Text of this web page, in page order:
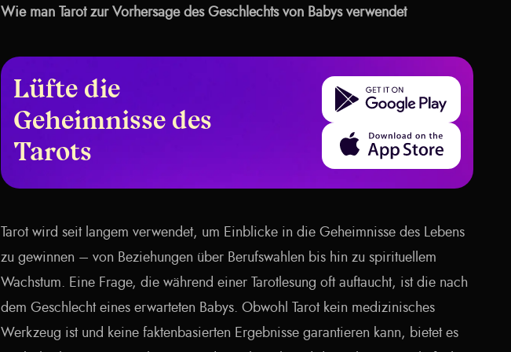
Wie man Tarot zur Vorhersage des Geschlechts von Babys verwendet
Lüfte die
Geheimnisse des
Tarots
Get it on Google Play
Download on the App Store
Tarot wird seit langem verwendet, um Einblicke in die Geheimnisse des Lebens
zu gewinnen – von Beziehungen über Berufswahlen bis hin zu spirituellem
Wachstum. Eine Frage, die während einer Tarotlesung oft auftaucht, ist die nach
dem Geschlecht eines erwarteten Babys. Obwohl Tarot kein medizinisches
Werkzeug ist und keine faktenbasierten Ergebnisse garantieren kann, bietet es